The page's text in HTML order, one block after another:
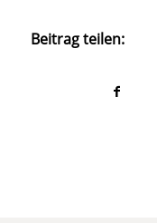
Beitrag teilen: